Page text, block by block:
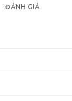
ĐÁNH GIÁ